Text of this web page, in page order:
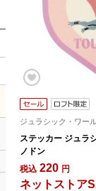
ジュラシック・ワー
ステッカー ジュラ
ノドン
税込 220 円
ネットストア